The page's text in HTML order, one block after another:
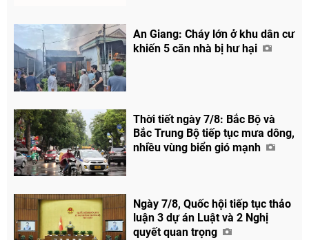
Facebook
An Giang: Cháy lớn ở khu dân cư
khiến 5 căn nhà bị hư hại
Thời tiết ngày 7/8: Bắc Bộ và
Bắc Trung Bộ tiếp tục mưa dông,
nhiều vùng biển gió mạnh
Ngày 7/8, Quốc hội tiếp tục thảo
luận 3 dự án Luật và 2 Nghị
quyết quan trọng